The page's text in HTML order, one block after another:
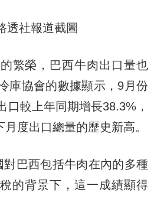
社報道截圖
榮，巴西牛肉出口量也
庫協會的數據顯示，9月份
口較上年同期增長38.3%，
度出口總量的歷史新高。
巴西包括牛肉在內的多種
的背景下，這一成績顯得